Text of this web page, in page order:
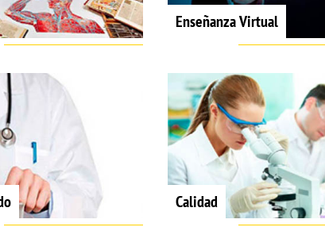
Enseñanza Virtual
Calidad